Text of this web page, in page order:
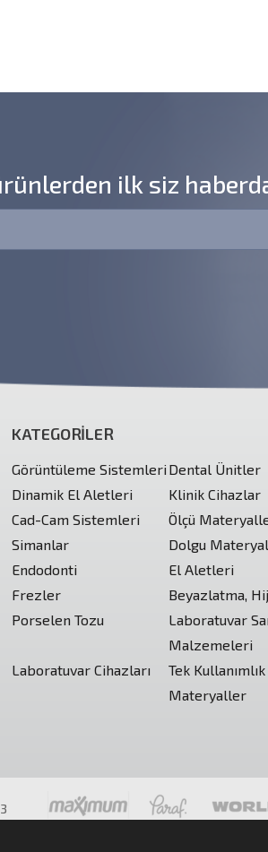
ilk siz
KATEGORİLER
Görüntüleme Sistemleri Dental Ünitler
Dinamik El Aletleri
Klinik Cihazlar
Cad-Cam Sistemleri
Ölçü
Simanlar
Dolgu
Endodonti
El Aletleri
Frezler
Beyazlatma,
Porselen Tozu
Laboratuvar
Malzemeleri
Laboratuvar Cihazları
Tek Kullanımlık
Materyaller